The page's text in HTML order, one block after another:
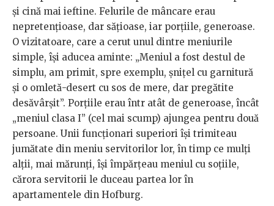
și cină mai ieftine. Felurile de mâncare erau
nepretențioase, dar sățioase, iar porțiile, generoase.
O vizitatoare, care a cerut unul dintre meniurile
simple, își aducea aminte: „Meniul a fost destul de
simplu, am primit, spre exemplu, șnițel cu garnitură
și o omletă-desert cu sos de mere, dar pregătite
desăvârșit”. Porțiile erau într atât de generoase, încât
„meniul clasa I” (cel mai scump) ajungea pentru două
persoane. Unii funcționari superiori își trimiteau
jumătate din meniu servitorilor lor, în timp ce mulți
alții, mai mărunți, își împărțeau meniul cu soțiile,
cărora servitorii le duceau partea lor în
apartamentele din Hofburg.